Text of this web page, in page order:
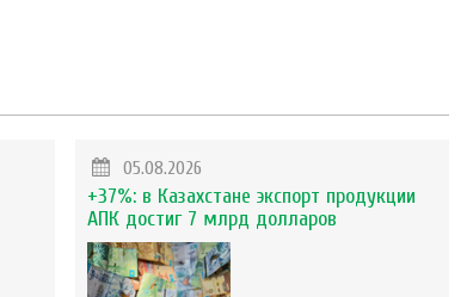
05.08.2026
+37%: в Казахстане экспорт продукции
АПК достиг 7 млрд долларов